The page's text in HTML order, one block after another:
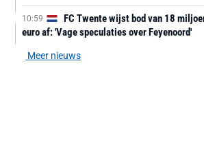
10:59
FC Twente wijst bod van 18
euro af: 'Vage speculaties over Feyenoord'
Meer nieuws